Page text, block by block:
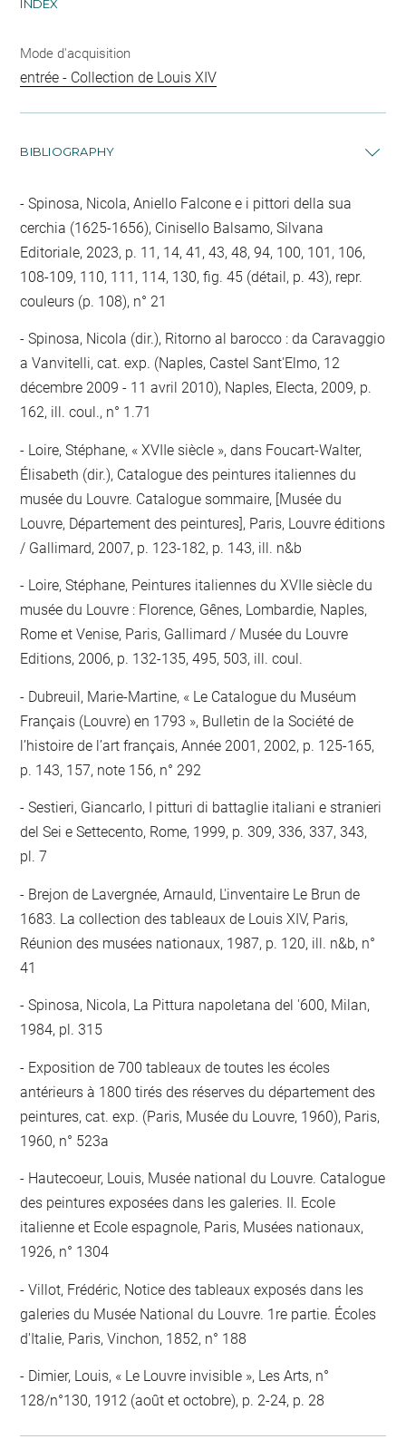
INDEX
Mode d'acquisition
entrée - Collection de Louis XIV
BIBLIOGRAPHY
Spinosa, Nicola, Aniello Falcone e i pittori della sua
cerchia (1625-1656), Cinisello Balsamo, Silvana
Editoriale, 2023, p. 11, 14, 41, 43, 48, 94, 100, 101, 106,
108-109, 110, 111, 114, 130, fig. 45 (détail, p. 43), repr.
couleurs (p. 108), n° 21
Spinosa, Nicola (dir.), Ritorno al barocco : da Caravaggio
a Vanvitelli, cat. exp. (Naples, Castel Sant'Elmo, 12
décembre 2009 - 11 avril 2010), Naples, Electa, 2009, p.
162, ill. coul., n° 1.71
Loire, Stéphane, « XVIIe siècle », dans Foucart-Walter,
Élisabeth (dir.), Catalogue des peintures italiennes du
musée du Louvre. Catalogue sommaire, [Musée du
Louvre, Département des peintures], Paris, Louvre éditions
/ Gallimard, 2007, p. 123-182, p. 143, ill. n&b
Loire, Stéphane, Peintures italiennes du XVIIe siècle du
musée du Louvre : Florence, Gênes, Lombardie, Naples,
Rome et Venise, Paris, Gallimard / Musée du Louvre
Editions, 2006, p. 132-135, 495, 503, ill. coul.
Dubreuil, Marie-Martine, « Le Catalogue du Muséum
Français (Louvre) en 1793 », Bulletin de la Société de
l’histoire de l’art français, Année 2001, 2002, p. 125-165,
p. 143, 157, note 156, n° 292
Sestieri, Giancarlo, I pitturi di battaglie italiani e stranieri
del Sei e Settecento, Rome, 1999, p. 309, 336, 337, 343,
pl. 7
Brejon de Lavergnée, Arnauld, L'inventaire Le Brun de
1683. La collection des tableaux de Louis XIV, Paris,
Réunion des musées nationaux, 1987, p. 120, ill. n&b, n°
41
Spinosa, Nicola, La Pittura napoletana del '600, Milan,
1984, pl. 315
Exposition de 700 tableaux de toutes les écoles
antérieurs à 1800 tirés des réserves du département des
peintures, cat. exp. (Paris, Musée du Louvre, 1960), Paris,
1960, n° 523a
Hautecoeur, Louis, Musée national du Louvre. Catalogue
des peintures exposées dans les galeries. II. Ecole
italienne et Ecole espagnole, Paris, Musées nationaux,
1926, n° 1304
Villot, Frédéric, Notice des tableaux exposés dans les
galeries du Musée National du Louvre. 1re partie. Écoles
d'Italie, Paris, Vinchon, 1852, n° 188
Dimier, Louis, « Le Louvre invisible », Les Arts, n°
128/n°130, 1912 (août et octobre), p. 2-24, p. 28